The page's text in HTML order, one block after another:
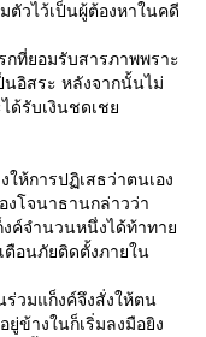
ตัวไว้เป็นผู้ต้องหาในคดี
ที่ยอมรับสารภาพพราะ
อิสระ หลังจากนั้นไม่
รับเงินชดเชย
ห้การปฏิเสธว่าตนเอง
งโจนาธานกล่าวว่า
ค์จำนวนหนึ่งได้ท้าทาย
อนภัยติดตั้งภายใน
ร่วมแก็งค์จึงสั่งให้ตน
ข้างในก็เริ่มลงมือยิง